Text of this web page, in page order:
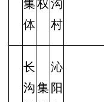
集
体
权 沟
村
长
沟集
沁
阳